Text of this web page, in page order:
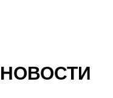
НОВОСТИ